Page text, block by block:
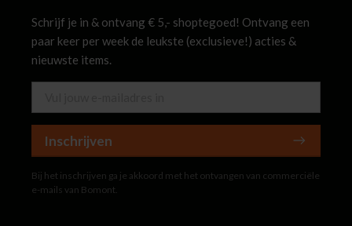
Schrijf je in & ontvang € 5,- shoptegoed! Ontvang een
paar keer per week de leukste (exclusieve!) acties &
nieuwste items.
Inschrijven
Bij het inschrijven ga je akkoord met het ontvangen van commerciële
e-mails van Bomont.